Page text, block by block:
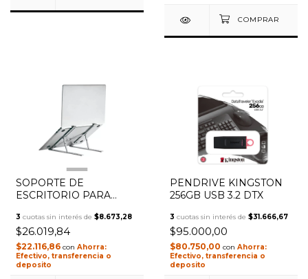
1/3
SOPORTE DE
ESCRITORIO PARA
OB-S4
3 cuotas sin interés de $8.673,28
$26.019,84
$22.116,86 con
Efectivo, transferencia o
deposito
PENDRIVE KINGSTON
256GB USB 3.2 DTX
3 cuotas sin interés de $31.666,67
$95.000,00
$80.750,00 con
Efectivo, transferencia o
deposito